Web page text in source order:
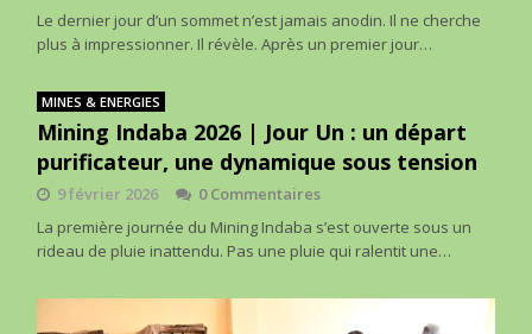
Le dernier jour d’un sommet n’est jamais anodin. Il ne cherche
plus à impressionner. Il révèle. Après un premier jour…
MINES & ENERGIES
Mining Indaba 2026 | Jour Un : un départ
purificateur, une dynamique sous tension
9 février 2026
0 Commentaires
La première journée du Mining Indaba s’est ouverte sous un
rideau de pluie inattendu. Pas une pluie qui ralentit une…